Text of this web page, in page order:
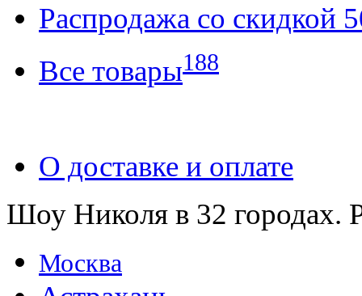
Распродажа со скидкой
Все товары188
О доставке и оплате
Шоу Николя в 32 городах.
Москва